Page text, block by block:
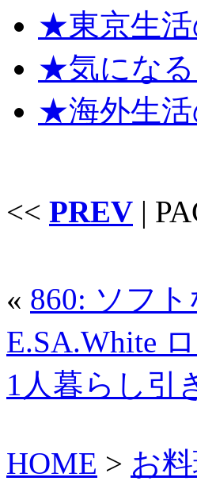
★東京生
★気にな
★海外生
<< PREV |
« 860: ソフ
E.SA.White
1人暮らし引
HOME > お